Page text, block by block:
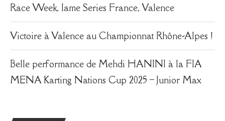
Race Week, Iame Series France, Valence
Victoire à Valence au Championnat Rhône-Alpes !
Belle performance de Mehdi HANINI à la FIA
MENA Karting Nations Cup 2025 – Junior Max